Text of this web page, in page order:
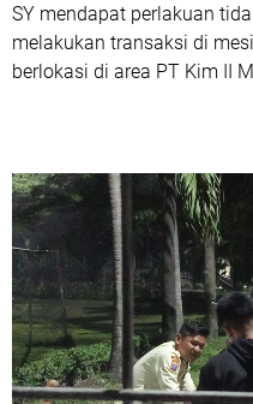
SY mendapat perlakuan
melakukan transaksi di
berlokasi di area PT Kim II